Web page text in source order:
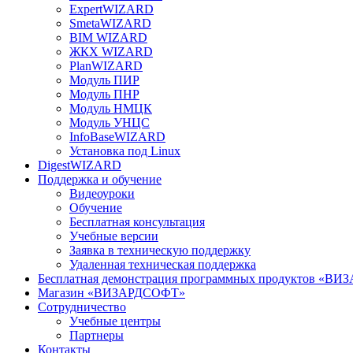
ExpertWIZARD
SmetaWIZARD
BIM WIZARD
ЖКХ WIZARD
PlanWIZARD
Модуль ПИР
Модуль ПНР
Модуль НМЦК
Модуль УНЦС
InfoBaseWIZARD
Установка под Linux
DigestWIZARD
Поддержка и обучение
Видеоуроки
Обучение
Бесплатная консультация
Учебные версии
Заявка в техническую поддержку
Удаленная техническая поддержка
Бесплатная демонстрация программных продуктов
Магазин «ВИЗАРДСОФТ»
Сотрудничество
Учебные центры
Партнеры
Контакты